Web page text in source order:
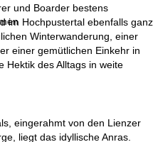
und Boarder bestens
im Hochpustertal ebenfalls ganz
Winterwanderung, einer
einer gemütlichen Einkehr in
Hektik des Alltags in weite
eingerahmt von den Lienzer
liegt das idyllische Anras.